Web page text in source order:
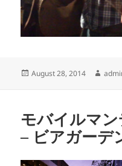
Posted
August 28, 2014
モバイルマ
– ビアガーデ